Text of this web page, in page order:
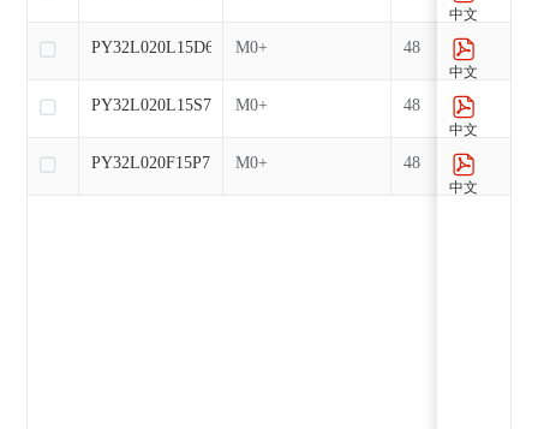
M0+ 48
M0+ 48
M0+ 48
PY32L020L15D6
PY32L020L15S7
PY32L020F15P7
中文
中文
中文
中文